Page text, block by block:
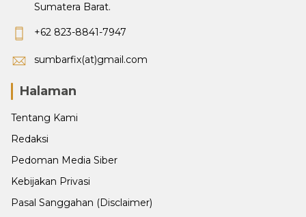
Sumatera Barat.
+62 823-8841-7947
sumbarfix(at)gmail.com
Halaman
Tentang Kami
Redaksi
Pedoman Media Siber
Kebijakan Privasi
Pasal Sanggahan (Disclaimer)